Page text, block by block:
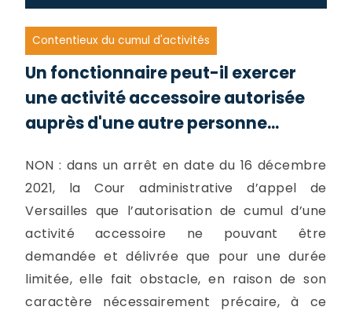
Contentieux du cumul d'activités
Un fonctionnaire peut-il exercer
une activité accessoire autorisée
auprès d'une autre personne...
NON : dans un arrêt en date du 16 décembre
2021, la Cour administrative d’appel de
Versailles que l’autorisation de cumul d’une
activité accessoire ne pouvant être
demandée et délivrée que pour une durée
limitée, elle fait obstacle, en raison de son
caractère nécessairement précaire, à ce